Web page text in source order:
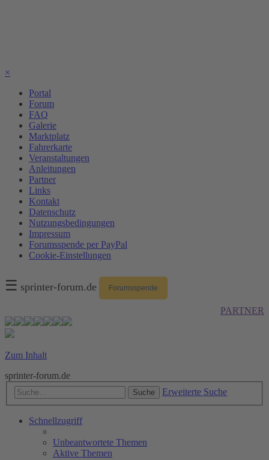
×
Portal
Forum
FAQ
Galerie
Marktplatz
Fahrerkarte
Veranstaltungen
Anleitungen
Partner
Links
Kontakt
Datenschutz
Nutzungsbedingungen
Impressum
Forumsspende per PayPal
Cookie-Einstellungen
☰ sprinter-forum.de Forumsspende
PARTNER
Zum Inhalt
sprinter-forum.de
Suche Erweiterte Suche
Schnellzugriff
Unbeantwortete Themen
Aktive Themen